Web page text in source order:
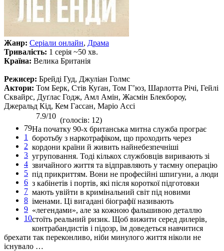
Жанр: Серіали онлайн, Драма
Тривалість: 1 серія ~50 хв.
Країна: Велика Британія
Режисер: Брейді Гуд, Джуліан Голмс
Актори: Том Берк, Стів Куґан, Том Г’юз, Шарлотта Річі, Гейлі
Сквайрс, Дуґлас Годж, Амл Амін, Жасмін Блекбороу,
Джеральд Кід, Кем Гассан, Маріо Ассі
79
1
2
3
4
5
6
7
8
9
10
7.9/10 (голосів: 12)
На початку 90-х британська митна служба програє
боротьбу з наркотрафіком, що проходить через
кордони країни й живить найнебезпечніші
угруповання. Тоді кількох службовців виривають зі
звичайного життя та відправляють у таємну операцію
під прикриттям. Вони не професійні шпигуни, а люди
з кабінетів і портів, які після короткої підготовки
мають увійти в кримінальний світ під новими
іменами. Ці вигадані біографії називають
«легендами», але за кожною фальшивою деталлю
стоїть реальний ризик. Щоб вижити серед дилерів,
контрабандистів і підозр, їм доведеться навчитися
брехати так переконливо, ніби минулого життя ніколи не
існувало …